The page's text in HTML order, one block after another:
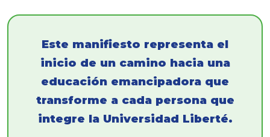
Este manifiesto representa el
inicio de un camino hacia una
educación emancipadora que
transforme a cada persona que
integre la Universidad Liberté.